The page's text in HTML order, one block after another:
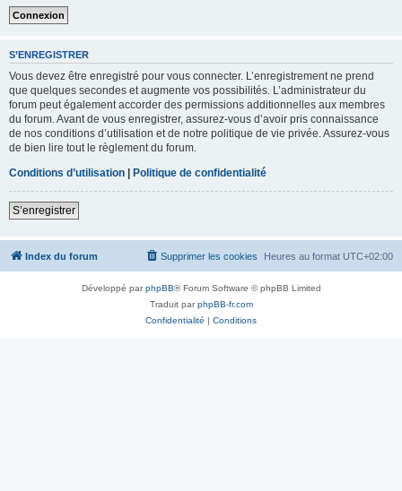
S’ENREGISTRER
Vous devez être enregistré pour vous connecter. L’enregistrement ne prend
que quelques secondes et augmente vos possibilités. L’administrateur du
forum peut également accorder des permissions additionnelles aux membres
du forum. Avant de vous enregistrer, assurez-vous d’avoir pris connaissance
de nos conditions d’utilisation et de notre politique de vie privée. Assurez-vous
de bien lire tout le règlement du forum.
Conditions d’utilisation | Politique de confidentialité
S’enregistrer
Index du forum Heures au format UTC+02:00
Supprimer les cookies
Développé parphpBB® Forum Software © phpBB Limited
Traduit parphpBB-fr.com
Confidentialité | Conditions